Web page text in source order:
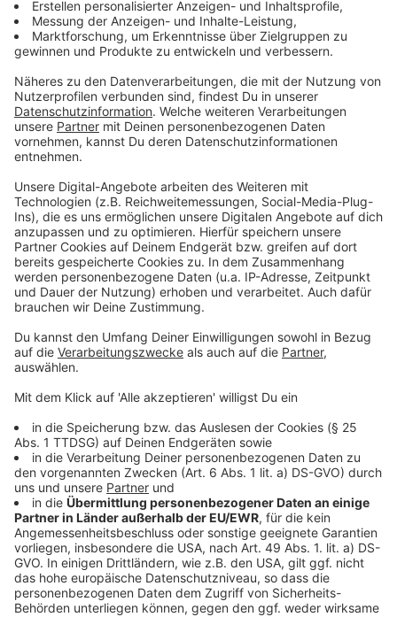
daran, dass wir bei der Briefwahl diesmal weniger Zeit
haben. Die Stimmzettel werden erst in der ersten
Februarwoche gedruckt und verschickt. Der rote
Wahlbrief muss bis zum 19. Februar beim Amt für
Statistik und Wahlen eingehen oder am Wahltag selbst
bis 18 Uhr in den Briefkasten beim Wahlamt geworfen
werden.
Weitere Infos und Links zum Thema:
Anzeige
So ist der aktuelle Stand bei der Suche nach
beantragen
Anzeige
Anzeige